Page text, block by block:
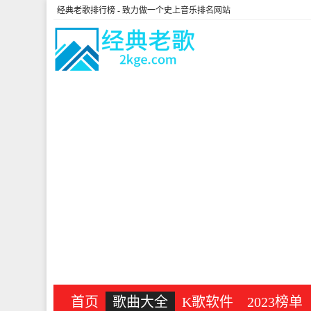
经典老歌排行榜 - 致力做一个史上音乐排名网站
首页 歌曲大全 K歌软件 2023榜单